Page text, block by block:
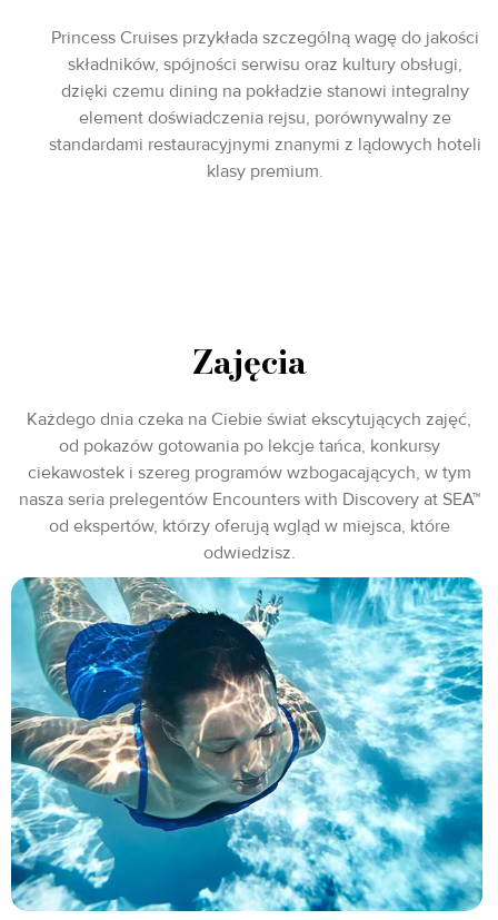
Princess Cruises przykłada szczególną wagę do jakości
składników, spójności serwisu oraz kultury obsługi,
dzięki czemu dining na pokładzie stanowi integralny
element doświadczenia rejsu, porównywalny ze
standardami restauracyjnymi znanymi z lądowych hoteli
klasy premium.
Zajęcia
Każdego dnia czeka na Ciebie świat ekscytujących zajęć,
od pokazów gotowania po lekcje tańca, konkursy
ciekawostek i szereg programów wzbogacających, w tym
nasza seria prelegentów Encounters with Discovery at SEA™
od ekspertów, którzy oferują wgląd w miejsca, które
odwiedzisz.